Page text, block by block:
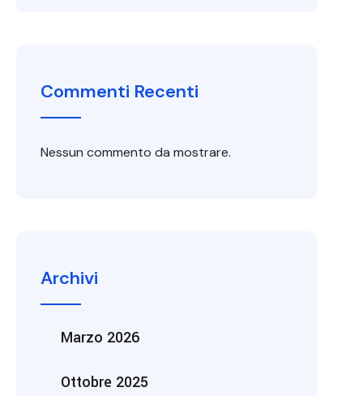
Commenti Recenti
Nessun commento da mostrare.
Archivi
Marzo 2026
Ottobre 2025